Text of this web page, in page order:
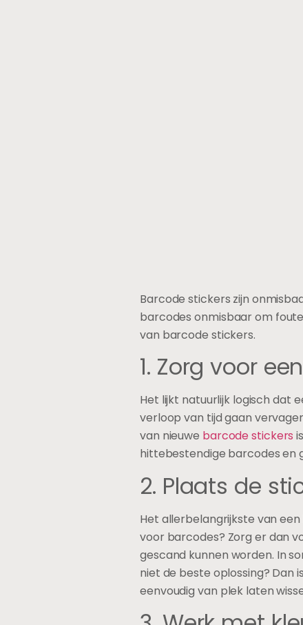
Barcode stickers zijn
barcodes onmisbaar om
van barcode stickers.
1. Zorg voor
Het lijkt natuurlijk logisch dat
verloop van tijd gaan
van nieuwe barcode stickers
hittebestendige barcodes en
2. Plaats de
Het allerbelangrijkste van
voor barcodes? Zorg er dan
gescand kunnen worden. In
niet de beste oplossing? Dan
eenvoudig van plek laten